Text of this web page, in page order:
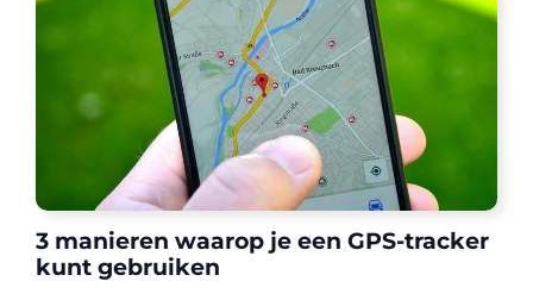
3 manieren waarop je een GPS-tracker
kunt gebruiken